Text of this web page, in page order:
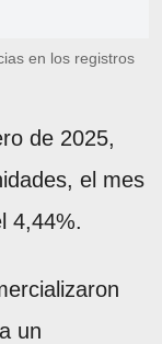
en los registros
de 2025,
el mes
4,44%.
un